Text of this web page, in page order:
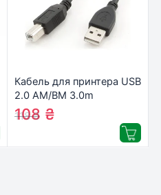
Кабель для принтера USB
2.0 AM/BM 3.0m
Cablexpert (CCF-USB2-
AMBM-10)
118₴
108 ₴